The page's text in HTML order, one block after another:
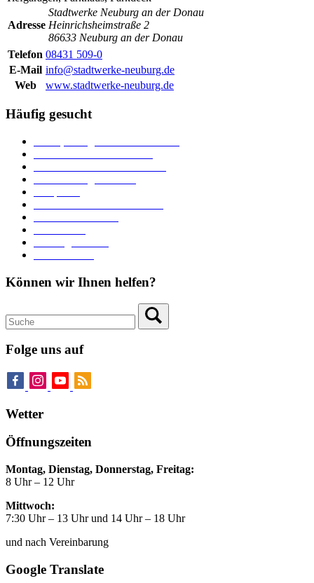
Adresse
Stadtwerke Neuburg an der Donau
Heinrichsheimstraße 2
86633 Neuburg an der Donau
Telefon 08431 509-0
E-Mail info@stadtwerke-neuburg.de
Web
www.stadtwerke-neuburg.de
Häufig gesucht
Können wir Ihnen helfen?
Folge uns auf
Wetter
Öffnungszeiten
Montag, Dienstag, Donnerstag, Freitag:
8 Uhr – 12 Uhr
Mittwoch:
7:30 Uhr – 13 Uhr und 14 Uhr – 18 Uhr
und nach Vereinbarung
Google Translate